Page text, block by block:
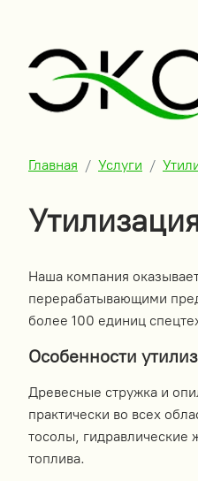
Главная Услуги
Наша компания
перерабатывающими
более 100 единиц
Особенности
Древесные стружка и
практически во всех
тосолы, гидравлические
топлива.